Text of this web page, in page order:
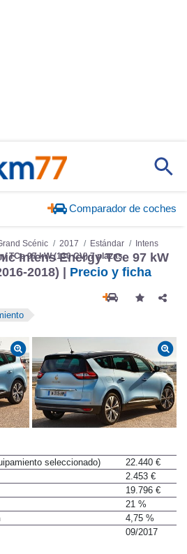
Comparador de coches
Scénic 2017 Estándar
Intens
TCe 97 kW (130 CV) 7 plazas
Intens Energy TCe 97 kW
2018) | Precio y ficha
seleccionado)
22.440 €
2.453 €
19.796 €
21 %
4,75 %
09/2017